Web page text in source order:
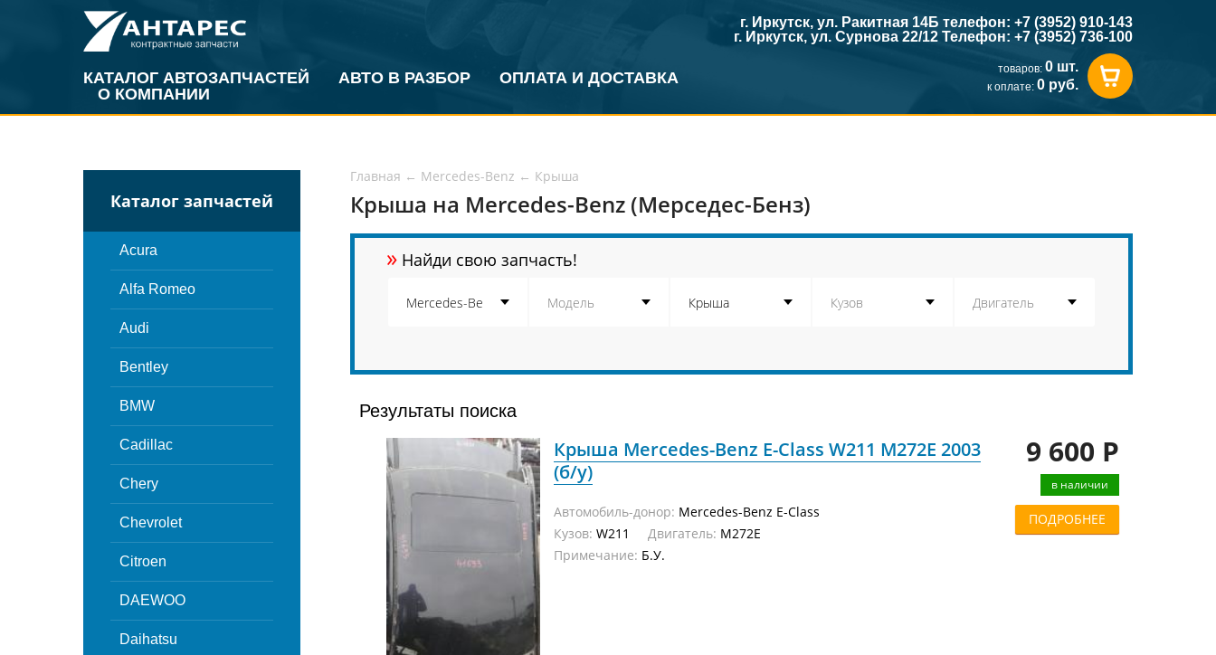
КАТАЛОГ АВТОЗАПЧАСТЕЙ АВТО В РАЗБОР
ОПЛАТА И ДОСТАВКА
О КОМПАНИИ
г. Иркутск, ул. Ракитная 14Б телефон: +7 (3952) 910-143
г. Иркутск, ул. Сурнова 22/12 Телефон: +7 (3952) 736-100
товаров: 0 шт.
к оплате: 0 руб.
Каталог запчастей
Acura
Alfa Romeo
Audi
Bentley
BMW
Cadillac
Chery
Chevrolet
Citroen
DAEWOO
Daihatsu
Главная ← Mercedes-Benz ← Крыша
Крыша на Mercedes-Benz (Мерседес-Бенз)
» Найди свою запчасть!
Результаты поиска
Крыша Mercedes-Benz E-Class W211 M272E 2003
(б/у)
Автомобиль-донор: Mercedes-Benz E-Class
Кузов: W211 Двигатель: M272E
Примечание: Б.У.
9 600 Р
в наличии
ПОДРОБНЕЕ